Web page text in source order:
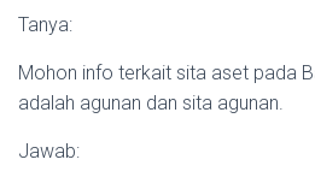
Tanya:
Mohon info terkait sita aset pada
adalah agunan dan sita agunan.
Jawab: